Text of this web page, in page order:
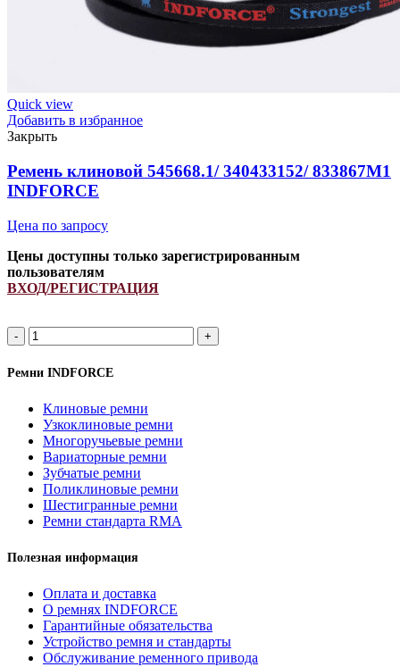
Quick view
Добавить в избранное
Закрыть
Ремень клиновой 545668.1/ 340433152/ 833867M1
INDFORCE
Цена по запросу
Цены доступны только зарегистрированным
пользователям
ВХОД/РЕГИСТРАЦИЯ
Ремень
клиновой
545668.1/
340433152/
INDFORCE
quantity
Ремни INDFORCE
Клиновые ремни
Узкоклиновые ремни
Многоручьевые ремни
Вариаторные ремни
Зубчатые ремни
Поликлиновые ремни
Шестигранные ремни
Ремни стандарта RMA
Полезная информация
Оплата и доставка
О ремнях INDFORCE
Гарантийные обязательства
Устройство ремня и стандарты
Обслуживание ременного привода